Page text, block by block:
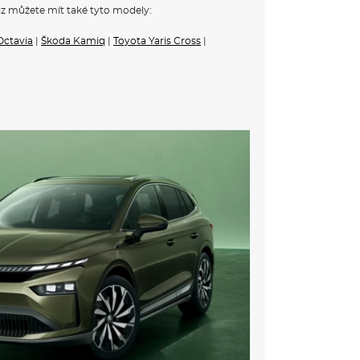
nádrže
kožený volant s pádly a plaketkou Monte
předních sedadel
dělené sklopné (60:40)
prostorem
opěrka v předních sedadlech
můžete mít také tyto modely:
Škoda Kamiq Toyota Yaris Cross